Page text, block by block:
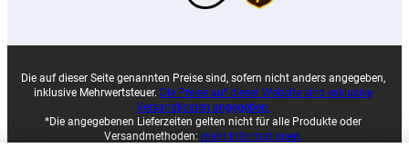
Die auf dieser Seite genannten Preise sind, sofern nicht anders angegeben,
inklusive Mehrwertsteuer. Die Preise auf dieser Website sind exklusive
Versandkosten angegeben.
*Die angegebenen Lieferzeiten gelten nicht für alle Produkte oder
Versandmethoden: mehr Informationen.